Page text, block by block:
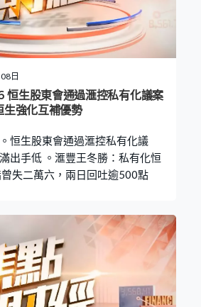
日
生股東會通過滙控私有化議案
生強化互補優勢
恒生股東會通過滙控私有化議
出手低 。滙豐王冬勝：私有化恒
失二萬六，兩日回吐逾500點